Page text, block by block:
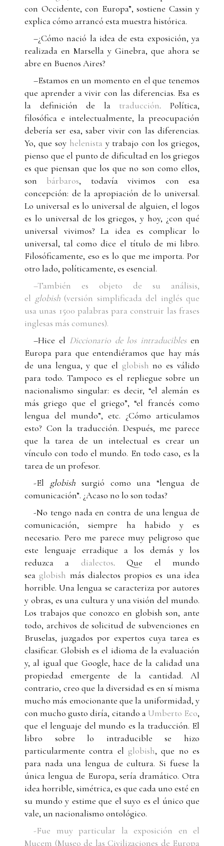
con Occidente, con Europa”, sostiene Cassin y
explica cómo arrancó esta muestra histórica.
–¿Cómo nació la idea de esta exposición, ya
realizada en Marsella y Ginebra, que ahora se
abre en Buenos Aires?
–Estamos en un momento en el que tenemos
que aprender a vivir con las diferencias. Esa es
la definición de la traducción. Política,
filosófica e intelectualmente, la preocupación
debería ser esa, saber vivir con las diferencias.
Yo, que soy helenista y trabajo con los griegos,
pienso que el punto de dificultad en los griegos
es que piensan que los que no son como ellos,
son bárbaros, todavía vivimos con esa
concepción: de la apropiación de lo universal.
Lo universal es lo universal de alguien, el logos
es lo universal de los griegos, y hoy, ¿con qué
universal vivimos? La idea es complicar lo
universal, tal como dice el título de mi libro.
Filosóficamente, eso es lo que me importa. Por
otro lado, políticamente, es esencial.
–También es objeto de su análisis,
el globish (versión simplificada del inglés que
usa unas 1500 palabras para construir las frases
inglesas más comunes).
–Hice el Diccionario de los intraduciblesen
Europa para que entendiéramos que hay más
de una lengua, y que el globishno es válido
para todo. Tampoco es el repliegue sobre un
nacionalismo singular: es decir, “el alemán es
más griego que el griego”, “el francés como
lengua del mundo”, etc. ¿Cómo articulamos
esto? Con la traducción. Después, me parece
que la tarea de un intelectual es crear un
vínculo con todo el mundo. En todo caso, es la
tarea de un profesor.
-El globish surgió como una “lengua de
comunicación”. ¿Acaso no lo son todas?
-No tengo nada en contra de una lengua de
comunicación, siempre ha habido y es
necesario. Pero me parece muy peligroso que
este lenguaje erradique a los demás y los
reduzca a dialectos. Que el mundo
sea globish más dialectos propios es una idea
horrible. Una lengua se caracteriza por autores
y obras, es una cultura y una visión del mundo.
Los trabajos que conozco en globish son, ante
todo, archivos de solicitud de subvenciones en
Bruselas, juzgados por expertos cuya tarea es
clasificar. Globish es el idioma de la evaluación
y, al igual que Google, hace de la calidad una
propiedad emergente de la cantidad. Al
contrario, creo que la diversidad es en sí misma
mucho más emocionante que la uniformidad, y
con mucho gusto diría, citando a Umberto Eco,
que el lenguaje del mundo es la traducción. El
libro sobre lo intraducible se hizo
particularmente contra el globish, que no es
para nada una lengua de cultura. Si fuese la
única lengua de Europa, sería dramático. Otra
idea horrible, simétrica, es que cada uno esté en
su mundo y estime que el suyo es el único que
vale, un nacionalismo ontológico.
-Fue muy particular la exposición en el
Mucem (Museo de las Civilizaciones de Europa